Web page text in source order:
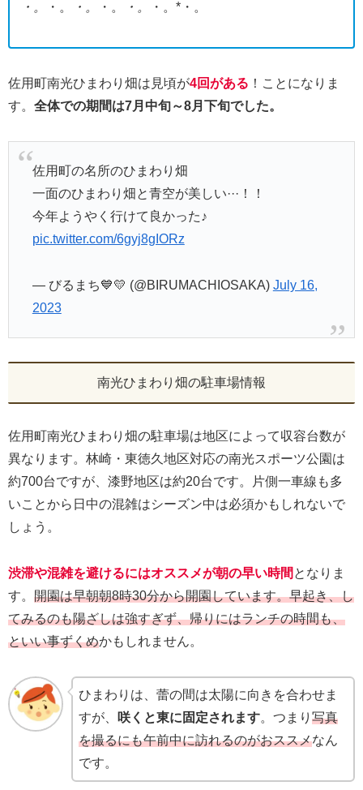
・。 ・。 ・。 ・。 ・。 ・。*・。
佐用町南光ひまわり畑は見頃が4回がある ！ことになりま
す。 全体での期間は7月中旬～8月下旬でした。
佐用町の名所のひまわり畑
一面のひまわり畑と青空が美しい···！！
今年ようやく行けて良かった♪
pic.twitter.com/6gyj8gIORz
— びるまち💙💛 (@BIRUMACHIOSAKA) July 16,
2023
南光ひまわり畑の駐車場情報
佐用町南光ひまわり畑の駐車場は地区によって収容台数が
異なります。林崎・東徳久地区対応の南光スポーツ公園は
約700台ですが、漆野地区は約20台です。片側一車線も多
いことから日中の混雑はシーズン中は必須かもしれないで
しょう。
渋滞や混雑を避けるにはオススメが朝の早い時間 となりま
す。 開園は早朝朝8時30分から開園しています。早起き、し
てみるのも陽ざしは強すぎず、帰りにはランチの時間も、
といい事ずくめかもしれません。
ひまわりは、蕾の間は太陽に向きを合わせま
すが、 咲くと東に固定されます。つまり写真
を撮るにも午前中に訪れるのがおススメなん
です。